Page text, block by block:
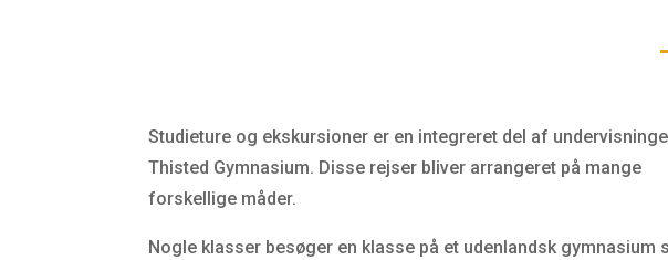
Studieture og ekskursioner er en integreret del af
Thisted Gymnasium. Disse rejser bliver arrangeret på mange
forskellige måder.
Nogle klasser besøger en klasse på et udenlandsk gymnasium